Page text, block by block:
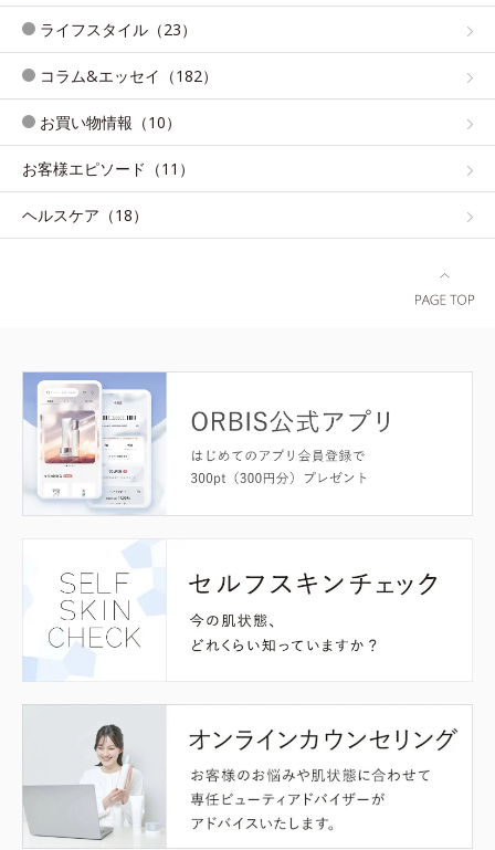
ライフスタイル（23）
コラム&エッセイ（182）
お買い物情報（10）
お客様エピソード（11）
ヘルスケア（18）